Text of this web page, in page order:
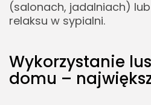
(salonach, jadalniach)
relaksu w sypialni.
Wykorzystanie
domu –